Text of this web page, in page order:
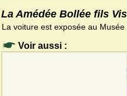
La Amédée Bollée fils
La voiture est exposée au
Voir aussi :